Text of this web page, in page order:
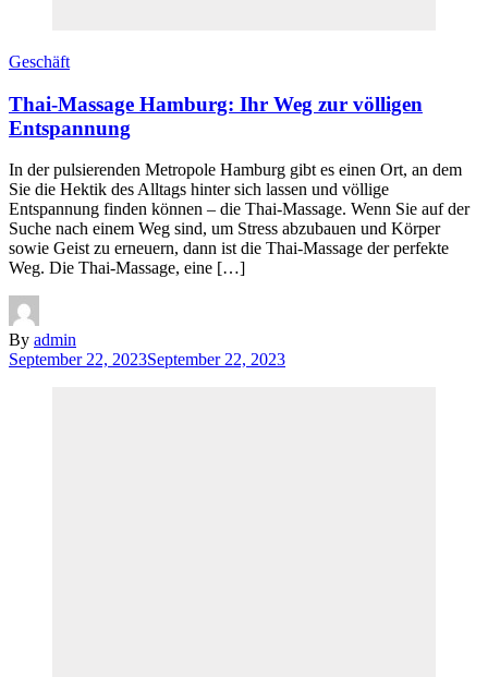
Geschäft
Thai-Massage Hamburg: Ihr Weg zur völligen
Entspannung
In der pulsierenden Metropole Hamburg gibt es einen Ort, an dem
Sie die Hektik des Alltags hinter sich lassen und völlige
Entspannung finden können – die Thai-Massage. Wenn Sie auf der
Suche nach einem Weg sind, um Stress abzubauen und Körper
sowie Geist zu erneuern, dann ist die Thai-Massage der perfekte
Weg. Die Thai-Massage, eine […]
By admin
September 22, 2023September 22, 2023